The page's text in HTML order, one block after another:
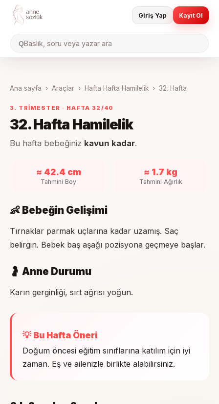
QBaslik, soru veya yazar ara
Giriş Yap Kayıt Ol
Ana sayfa › Araçlar › Hafta Hafta Hamilelik › 32. Hafta
3. TRIMESTER · HAFTA32 /40
32. Hafta Hamilelik
Bu hafta bebeğiniz kavun kadar.
≈ 42.4 cm
Tahmini Boy
≈ 1.7 kg
Tahmini Ağırlık
👶 Bebeğin Gelişimi
Tırnaklar parmak uçlarına kadar uzamış. Saç
belirgin. Bebek baş aşağı pozisyona geçmeye başlar.
🤰 Anne Durumu
Karın gerginliği, sırt ağrısı yoğun.
💡 Bu Hafta Öneri
Doğum öncesi eğitim sınıflarına katılım için iyi
zaman. Eş ve ailenizle birlikte alabilirsiniz.